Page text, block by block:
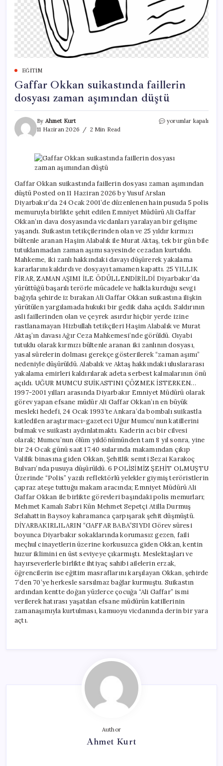
EĞITIM
Gaffar Okkan suikastında faillerin
dosyası zaman aşımından düştü
By Ahmet Kurt
11 Haziran 2026
2 Min Read
Gaffar
zaman
için
yorumlar kapalı
Gaffar Okkan suikastında faillerin dosyası zaman aşımından
düştü Posted on 11 Haziran 2026 by Yusuf Arslan
Diyarbakır’da 24 Ocak 2001’de düzenlenen hain pusuda 5 polis
memuruyla birlikte şehit edilen Emniyet Müdürü Ali Gaffar
Okkan’ın dava dosyasında vicdanları yaralayan bir gelişme
yaşandı. Suikastın tetikçilerinden olan ve 25 yıldır kırmızı
bültenle aranan Haşim Alabalık ile Murat Aktaş, tek bir gün bile
tutuklanmadan zaman aşımı sayesinde cezadan kurtuldu.
Mahkeme, iki zanlı hakkındaki davayı düşürerek yakalama
kararlarını kaldırdı ve dosyayı tamamen kapattı. 25 YILLIK
FİRAR, ZAMAN AŞIMI İLE ÖDÜLLENDİRİLDİ Diyarbakır’da
yürüttüğü başarılı terörle mücadele ve halkla kurduğu sevgi
bağıyla şehirde iz bırakan Ali Gaffar Okkan suikastına ilişkin
yürütülen yargılamada hukuki bir gedik daha açıldı. Saldırının
asli faillerinden olan ve çeyrek asırdır hiçbir yerde izine
rastlanamayan Hizbullah tetikçileri Haşim Alabalık ve Murat
Aktaş’ın davası Ağır Ceza Mahkemesi’nde görüldü. Gıyabi
tutuklu olarak kırmızı bültenle aranan iki zanlının dosyası,
yasal sürelerin dolması gerekçe gösterilerek “zaman aşımı”
nedeniyle düşürüldü. Alabalık ve Aktaş hakkındaki uluslararası
yakalama emirleri kaldırılarak adeta serbest kalmalarının önü
açıldı. UĞUR MUMCU SUİKASTINI ÇÖZMEK İSTERKEN…
1997-2001 yılları arasında Diyarbakır Emniyet Müdürü olarak
görev yapan efsane müdür Ali Gaffar Okkan’ın en büyük
mesleki hedefi, 24 Ocak 1993’te Ankara’da bombalı suikastla
katledilen araştırmacı-gazeteci Uğur Mumcu’nun katillerini
bulmak ve suikastı aydınlatmaktı. Kaderin acı bir cilvesi
olarak; Mumcu’nun ölüm yıldönümünden tam 8 yıl sonra, yine
bir 24 Ocak günü saat 17.40 sularında makamından çıkıp
Valilik binasına giden Okkan, Şehitlik semti Sezai Karakoç
Bulvarı’nda pusuya düşürüldü. 6 POLİSİMİZ ŞEHİT OLMUŞTU
Üzerinde “Polis” yazılı reflektörlü yelekler giymiş teröristlerin
çapraz ateşe tuttuğu makam aracında; Emniyet Müdürü Ali
Gaffar Okkan ile birlikte görevleri başındaki polis memurları;
Mehmet Kamalı Sabri Kün Mehmet Sepetçi Atilla Durmuş
Selahattin Baysoy kahramanca çarpışarak şehit düşmüştü.
DİYARBAKIRLILARIN “GAFFAR BABA”SIYDI Görev süresi
boyunca Diyarbakır sokaklarında korumasız gezen, faili
meçhul cinayetlerin üzerine korkusuzca giden Okkan, kentin
huzur iklimini en üst seviyeye çıkarmıştı. Meslektaşları ve
hayırseverlerle birlikte ihtiyaç sahibi ailelerin erzak,
öğrencilerin ise eğitim masraflarını karşılayan Okkan, şehirde
7’den 70’ye herkesle sarsılmaz bağlar kurmuştu. Suikastın
ardından kentte doğan yüzlerce çocuğa “Ali Gaffar” ismi
verilerek hatırası yaşatılan efsane müdürün katillerinin
zamanaşımıyla kurtulması, kamuoyu vicdanında derin bir yara
açtı.
Author
Ahmet Kurt